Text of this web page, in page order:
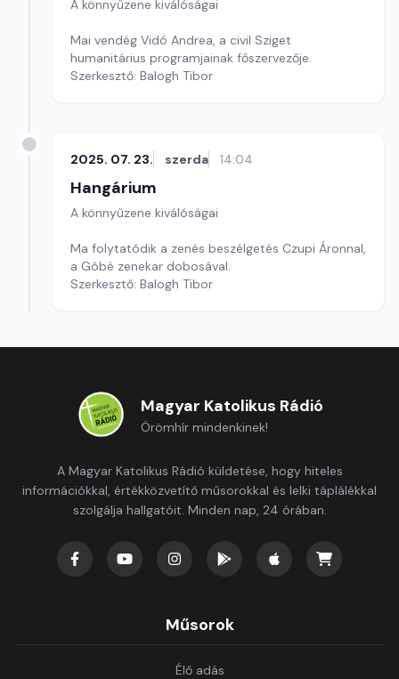
A könnyűzene kiválóságai
Mai vendég Vidó Andrea, a civil Sziget
humanitárius programjainak főszervezője.
Szerkesztő: Balogh Tibor
2025. 07. 23. szerda 14:04
Hangárium
A könnyűzene kiválóságai
Ma folytatódik a zenés beszélgetés Czupi Áronnal,
a Góbé zenekar dobosával.
Szerkesztő: Balogh Tibor
Magyar Katolikus Rádió
Örömhír mindenkinek!
A Magyar Katolikus Rádió küldetése, hogy hiteles
információkkal, értékközvetítő műsorokkal és lelki táplálékkal
szolgálja hallgatóit. Minden nap, 24 órában.
Műsorok
Élő adás